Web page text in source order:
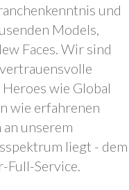
und
Models,
Faces. Wir sind
wie Global
wie erfahrenen
an unserem
liegt - dem
Service.